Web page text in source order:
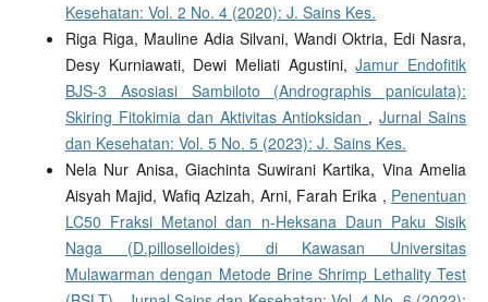
Kesehatan: Vol. 2 No. 4 (2020): J. Sains Kes.
Riga Riga, Mauline Adia Silvani, Wandi Oktria, Edi Nasra,
Desy Kurniawati, Dewi Meliati Agustini,Jamur Endofitik
BJS-3 Asosiasi Sambiloto (Andrographis paniculata):
Skiring Fitokimia dan Aktivitas Antioksidan ,Jurnal Sains
dan Kesehatan: Vol. 5 No. 5 (2023): J. Sains Kes.
Nela Nur Anisa, Giachinta Suwirani Kartika, Vina Amelia
Aisyah Majid, Wafiq Azizah, Arni, Farah Erika , Penentuan
LC50 Fraksi Metanol dan n-Heksana Daun Paku Sisik
Naga (D.pilloselloides) di Kawasan Universitas
Mulawarman dengan Metode Brine Shrimp Lethality Test